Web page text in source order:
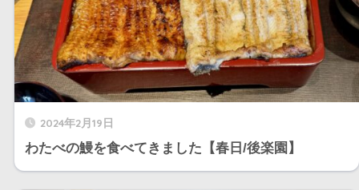
2024年2月19日
わたべの鰻を食べてきました【春日/後楽園】